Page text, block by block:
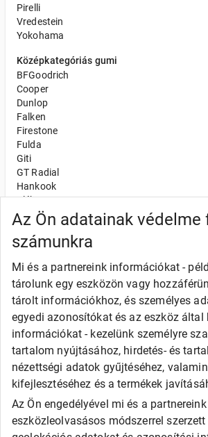
Az Ön adatainak védelme
számunkra
Mi és a partnereink információkat -
tárolunk egy eszközön vagy
tárolt információkhoz, és személyes
egyedi azonosítókat és az eszköz
információkat - kezelünk személyre
tartalom nyújtásához, hirdetés- és
nézettségi adatok gyűjtéséhez,
kifejlesztéséhez és a termékek
Az Ön engedélyével mi és a partnereink
eszközleolvasásos módszerrel
Pirelli
Vredestein
Yokohama
Középkategóriás gumi
BFGoodrich
Cooper
Dunlop
Falken
Firestone
Fulda
Giti
GT Radial
Hankook
Kléber
Kumho
Nexen
Semperit
Uniroyal
Olcsó gumi
Apollo
Barum
Debica
Fortune
General
Goodride
Kingstar
Laufenn
LEAO